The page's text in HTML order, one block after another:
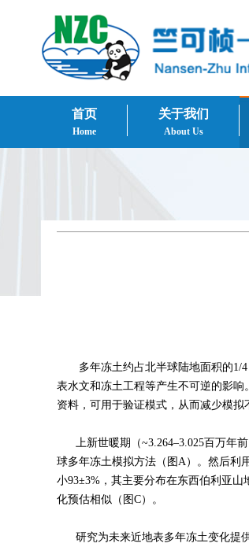
首页
Home
关于我们
About Us
多年冻土约占北半球陆地面积的1/4
表水文和冻土工程等产生不可逆的影
资料，可用于验证模式，从而减少模拟
上新世暖期（~3.264–3.025百万年前
球多年冻土模拟方法（图A）。然后利
小93±3%，其主要分布在东西伯利亚
化预估相似（图C）。
研究为未来近地表多年冻土变化提供